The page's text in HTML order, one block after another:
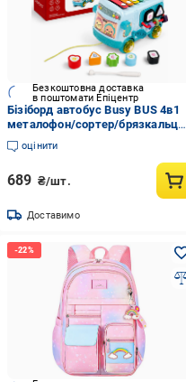
Безкоштовна доставка
в поштомати Епіцентр
Бізіборд автобус Busy BUS 4в1
металофон/сортер/брязкальця
та розвиваюча машинка
(busBusy)
оцінити
689 ₴/шт.
Доставимо